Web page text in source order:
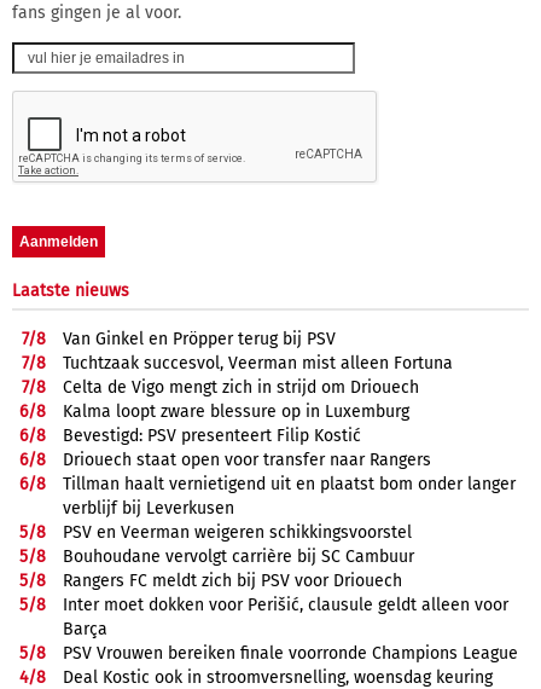
fans gingen je al voor.
Laatste nieuws
7/8
Van Ginkel en Pröpper terug bij PSV
7/8
Tuchtzaak succesvol, Veerman mist alleen Fortuna
7/8
Celta de Vigo mengt zich in strijd om Driouech
6/8
Kalma loopt zware blessure op in Luxemburg
6/8
Bevestigd: PSV presenteert Filip Kostić
6/8
Driouech staat open voor transfer naar Rangers
6/8
Tillman haalt vernietigend uit en plaatst bom onder langer
verblijf bij Leverkusen
5/8
PSV en Veerman weigeren schikkingsvoorstel
5/8
Bouhoudane vervolgt carrière bij SC Cambuur
5/8
Rangers FC meldt zich bij PSV voor Driouech
5/8
Inter moet dokken voor Perišić, clausule geldt alleen voor
Barça
5/8
PSV Vrouwen bereiken finale voorronde Champions League
4/8
Deal Kostic ook in stroomversnelling, woensdag keuring